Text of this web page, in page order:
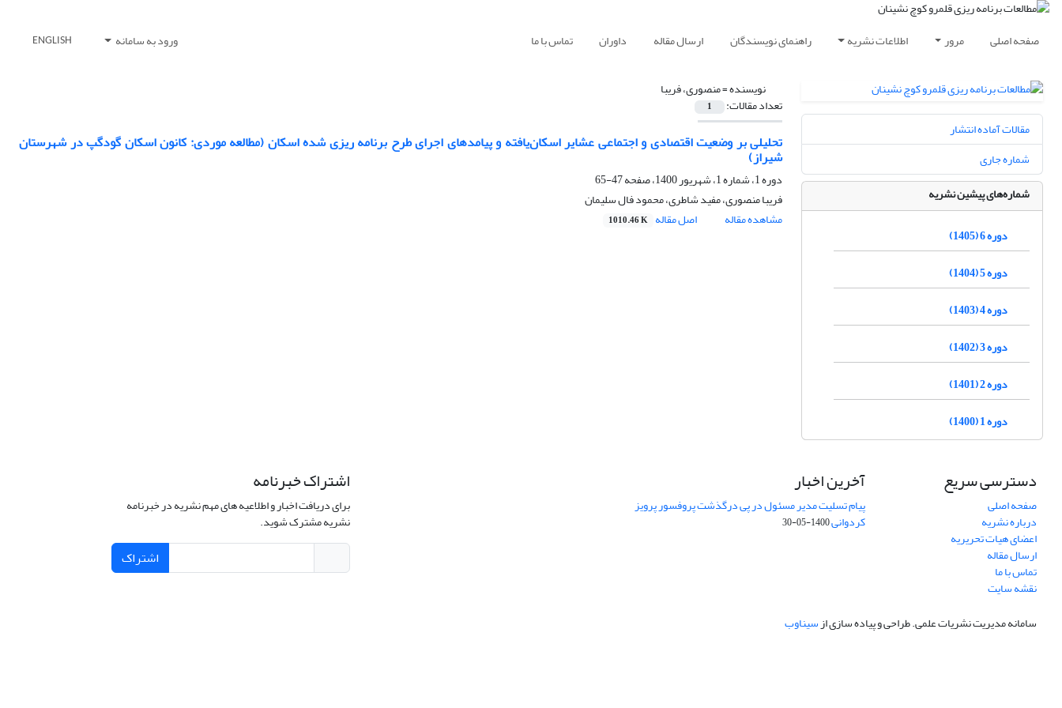
صفحه اصلی مرور اطلاعات نشریه راهنمای نویسندگان ارسال مقاله داوران تماس با ما ورود به سامانه ENGLISH
نویسنده =منصوری، فریبا
تعداد مقالات: 1
تحلیلی بر وضعیت اقتصادی و اجتماعی عشایر اسکان‌یافته و پیامدهای اجرای طرح برنامه ریزی شده اسکان (مطالعه موردی: کانون اسکان گودگپ در شهرستان
شیراز)
دوره 1، شماره 1، شهریور 1400، صفحه
47-65
فریبا منصوری، مفید شاطری، محمود فال سلیمان
مشاهده مقاله
اصل مقاله 1010.46 K
مقالات آماده انتشار
شماره جاری
شماره‌های پیشین نشریه
دوره 6 (1405)
دوره 5 (1404)
دوره 4 (1403)
دوره 3 (1402)
دوره 2 (1401)
دوره 1 (1400)
دسترسی سریع
صفحه اصلی
درباره نشریه
اعضای هیات تحریریه
ارسال مقاله
تماس با ما
نقشه سایت
آخرین اخبار
پیام تسلیت مدیر مسئول در پی درگذشت پروفسور پرویز
کردوانی1400-05-30
اشتراک خبرنامه
برای دریافت اخبار و اطلاعیه های مهم نشریه در خبرنامه
نشریه مشترک شوید.
اشتراک
سامانه مدیریت نشریات علمی.طراحی و پیاده سازی ازسیناوب